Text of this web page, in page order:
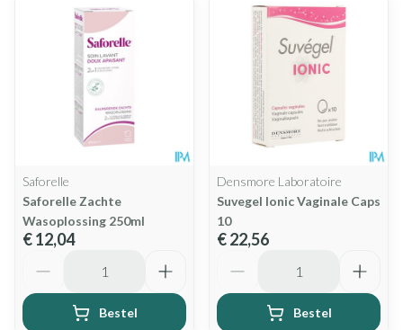
Saforelle
Saforelle Zachte
Wasoplossing 250ml
€ 12,04
Bestel
Densmore Laboratoire
Suvegel Ionic Vaginale Caps
10
€ 22,56
Bestel